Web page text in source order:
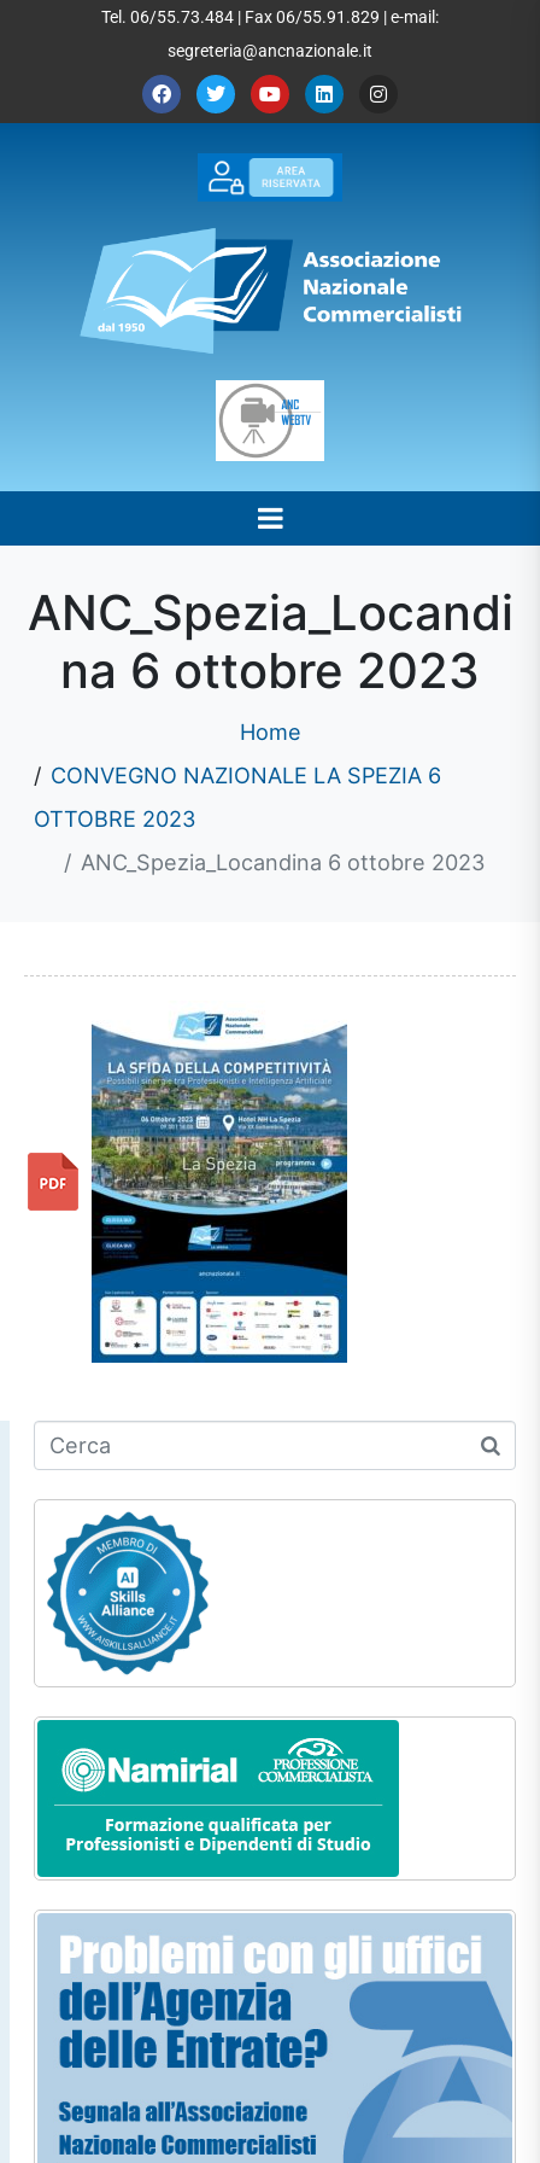
Tel. 06/55.73.484 | Fax 06/55.91.829 | e-mail:
segreteria@ancnazionale.it
ANC_Spezia_Locandi
na 6 ottobre 2023
Home
CONVEGNO NAZIONALE LA SPEZIA 6
OTTOBRE 2023
ANC_Spezia_Locandina 6 ottobre 2023